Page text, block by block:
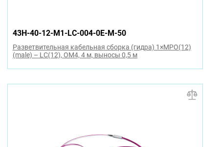
43H-40-12-M1-LC-004-0E-M-50
Разветвительная кабельная сборка (гидра) 1×MPO(12)
(male) – LC(12), OM4, 4 м, выносы 0,5 м